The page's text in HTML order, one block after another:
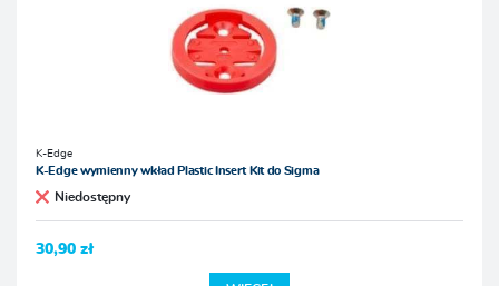
K-Edge
K-Edge wymienny wkład Plastic Insert Kit do Sigma
Niedostępny
30,90 zł